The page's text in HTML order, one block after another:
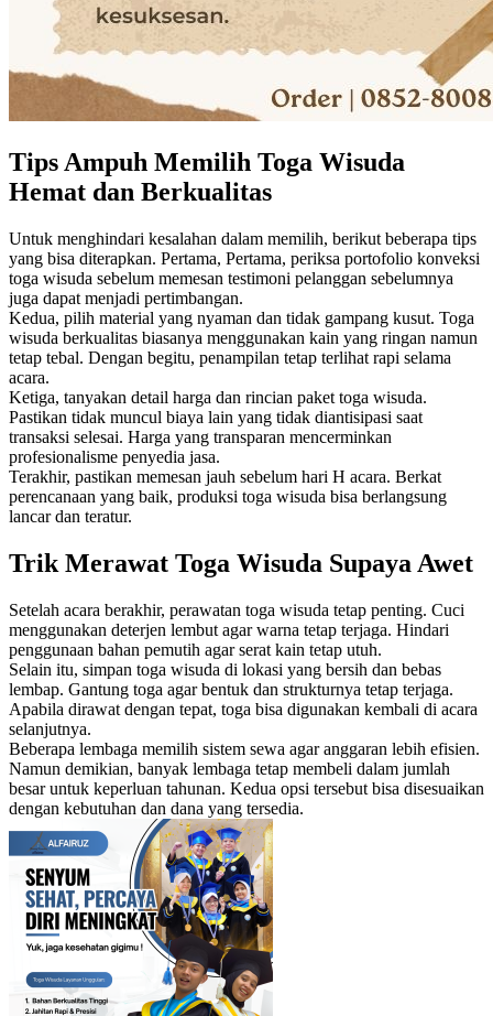
Tips Ampuh Memilih Toga Wisuda
Hemat dan Berkualitas
Untuk menghindari kesalahan dalam memilih, berikut beberapa tips
yang bisa diterapkan. Pertama, Pertama, periksa portofolio konveksi
toga wisuda sebelum memesan testimoni pelanggan sebelumnya
juga dapat menjadi pertimbangan.
Kedua, pilih material yang nyaman dan tidak gampang kusut. Toga
wisuda berkualitas biasanya menggunakan kain yang ringan namun
tetap tebal. Dengan begitu, penampilan tetap terlihat rapi selama
acara.
Ketiga, tanyakan detail harga dan rincian paket toga wisuda.
Pastikan tidak muncul biaya lain yang tidak diantisipasi saat
transaksi selesai. Harga yang transparan mencerminkan
profesionalisme penyedia jasa.
Terakhir, pastikan memesan jauh sebelum hari H acara. Berkat
perencanaan yang baik, produksi toga wisuda bisa berlangsung
lancar dan teratur.
Trik Merawat Toga Wisuda Supaya Awet
Setelah acara berakhir, perawatan toga wisuda tetap penting. Cuci
menggunakan deterjen lembut agar warna tetap terjaga. Hindari
penggunaan bahan pemutih agar serat kain tetap utuh.
Selain itu, simpan toga wisuda di lokasi yang bersih dan bebas
lembap. Gantung toga agar bentuk dan strukturnya tetap terjaga.
Apabila dirawat dengan tepat, toga bisa digunakan kembali di acara
selanjutnya.
Beberapa lembaga memilih sistem sewa agar anggaran lebih efisien.
Namun demikian, banyak lembaga tetap membeli dalam jumlah
besar untuk keperluan tahunan. Kedua opsi tersebut bisa disesuaikan
dengan kebutuhan dan dana yang tersedia.